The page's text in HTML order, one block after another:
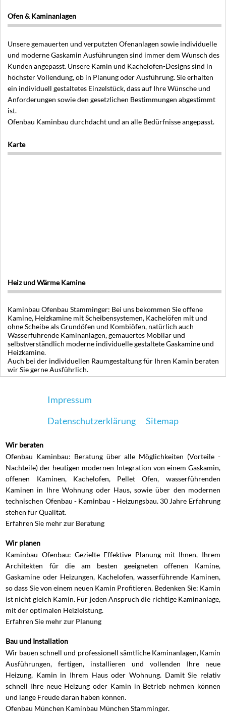
Ofen & Kaminanlagen
Unsere gemauerten und verputzten Ofenanlagen sowie individuelle
und moderne Gaskamin Ausführungen sind immer dem Wunsch des
Kunden angepasst. Unsere Kamin und Kachelofen-Designs sind in
höchster Vollendung, ob in Planung oder Ausführung. Sie erhalten
ein individuell gestaltetes Einzelstück, dass auf Ihre Wünsche und
Anforderungen sowie den gesetzlichen Bestimmungen abgestimmt
ist.
Ofenbau Kaminbau durchdacht und an alle Bedürfnisse angepasst.
Karte
Heiz und Wärme Kamine
Kaminbau Ofenbau Stamminger: Bei uns bekommen Sie offene
Kamine, Heizkamine mit Scheibensystemen, Kachelöfen mit und
ohne Scheibe als Grundöfen und Kombiöfen, natürlich auch
Wasserführende Kaminanlagen, gemauertes Mobilar und
selbstverständlich moderne individuelle gestaltete Gaskamine und
Heizkamine.
Auch bei der individuellen Raumgestaltung für Ihren Kamin beraten
wir Sie gerne Ausführlich.
Impressum
Datenschutzerklärung
Sitemap
Wir beraten
Ofenbau Kaminbau: Beratung über alle Möglichkeiten (Vorteile -
Nachteile) der heutigen modernen Integration von einem Gaskamin,
offenen Kaminen, Kachelofen, Pellet Ofen, wasserführenden
Kaminen in Ihre Wohnung oder Haus, sowie über den modernen
technischen Ofenbau - Kaminbau - Heizungsbau. 30 Jahre Erfahrung
stehen für Qualität.
Erfahren Sie mehrzur Beratung
Wir planen
Kaminbau Ofenbau: Gezielte Effektive Planung mit Ihnen, Ihrem
Architekten für die am besten geeigneten offenen Kamine,
Gaskamine oder Heizungen, Kachelofen, wasserführende Kaminen,
so dass Sie von einem neuen Kamin Profitieren. Bedenken Sie: Kamin
ist nicht gleich Kamin. Für jeden Anspruch die richtige Kaminanlage,
mit der optimalen Heizleistung.
Erfahren Sie mehr zur Planung
Bau und Installation
Wir bauen schnell und professionell sämtliche Kaminanlagen, Kamin
Ausführungen, fertigen, installieren und vollenden Ihre neue
Heizung, Kamin in Ihrem Haus oder Wohnung. Damit Sie relativ
schnell Ihre neue Heizung oder Kamin in Betrieb nehmen können
und lange Freude daran haben können.
Ofenbau München Kaminbau München Stamminger.